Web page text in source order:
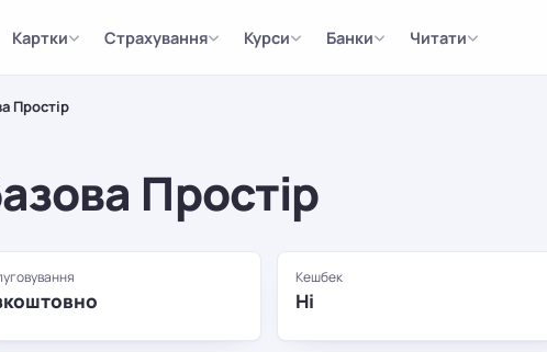
Картки Страхування Курси Банки Читати
Простір
Простір
Кешбек
Ні